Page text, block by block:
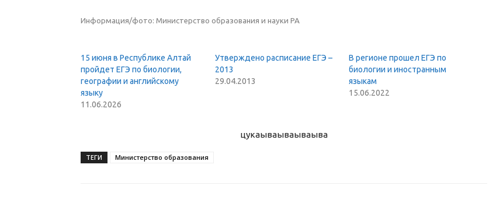
Информация/фото: Министерство образования и науки РА
15 июня в Республике Алтай
пройдет ЕГЭ по биологии,
географии и английскому
языку
11.06.2026
Утверждено расписание ЕГЭ –
2013
29.04.2013
В регионе прошел ЕГЭ по
биологии и иностранным
языкам
15.06.2022
цукаываываываыва
ТЕГИ Министерство образования